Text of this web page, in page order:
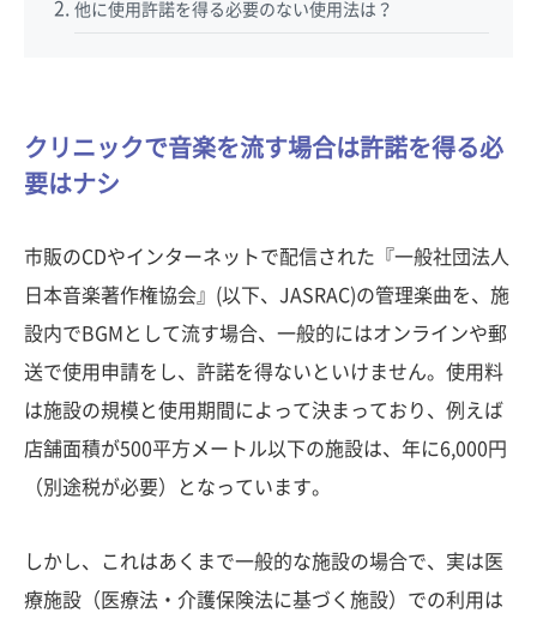
他に使用許諾を得る必要のない使用法は？
クリニックで音楽を流す場合は許諾を得る必
要はナシ
市販のCDやインターネットで配信された『一般社団法人
日本音楽著作権協会』(以下、JASRAC)の管理楽曲を、施
設内でBGMとして流す場合、一般的にはオンラインや郵
送で使用申請をし、許諾を得ないといけません。使用料
は施設の規模と使用期間によって決まっており、例えば
店舗面積が500平方メートル以下の施設は、年に6,000円
（別途税が必要）となっています。
しかし、これはあくまで一般的な施設の場合で、実は医
療施設（医療法・介護保険法に基づく施設）での利用は